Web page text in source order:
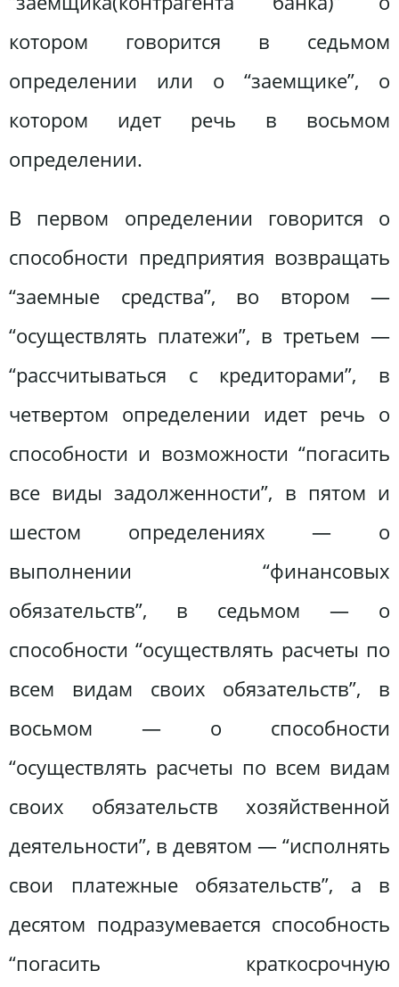
котором говорится в седьмом
определении или о “заемщике”, о
котором идет речь в восьмом
определении.
В первом определении говорится о
способности предприятия возвращать
“заемные средства”, во втором —
“осуществлять платежи”, в третьем —
“рассчитываться с кредиторами”, в
четвертом определении идет речь о
способности и возможности “погасить
все виды задолженности”, в пятом и
шестом определениях — о
выполнении “финансовых
обязательств”, в седьмом — о
способности “осуществлять расчеты по
всем видам своих обязательств”, в
восьмом — о способности
“осуществлять расчеты по всем видам
своих обязательств хозяйственной
деятельности”, в девятом — “исполнять
свои платежные обязательств”, а в
десятом подразумевается способность
“погасить краткосрочную